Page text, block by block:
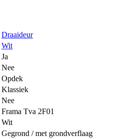
Draaideur
Wit
Ja
Nee
Opdek
Klassiek
Nee
Frama Tva 2F01
Wit
Gegrond / met grondverflaag